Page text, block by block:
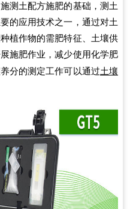
测土配方施肥的基础，测土
的应用技术之一，通过对土
植作物的需肥特征、土壤供
施肥作业，减少使用化学肥
分的测定工作可以通过土壤